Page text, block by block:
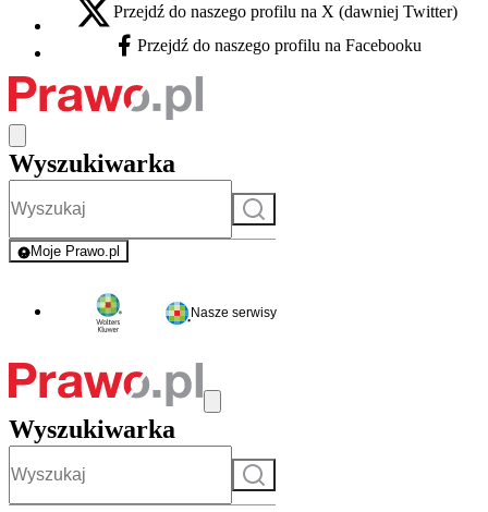
X - otwiera się w nowej karcie
Przejdź do naszego profilu na X (dawniej Twitter)
Facebook - otwiera się w nowej karcie
Przejdź do naszego profilu na Facebooku
Wyszukiwarka
Szukaj
Moje Prawo.pl
- rejestracja i logowanie do serwisu
Nasze serwisy
Wyszukiwarka
Szukaj